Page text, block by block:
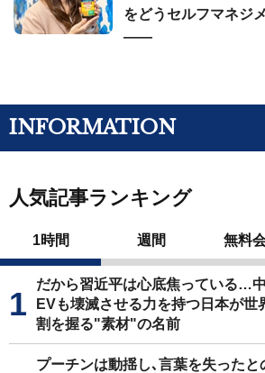
をどうセルフマネジ
——
INFORMATION
人気記事ランキング
1時間 週間 無料
だから習近平は心底焦っている…
EVも壊滅させる力を持つ日本が世
割を握る"素材"の名前
プーチンは動揺し､言葉を失った